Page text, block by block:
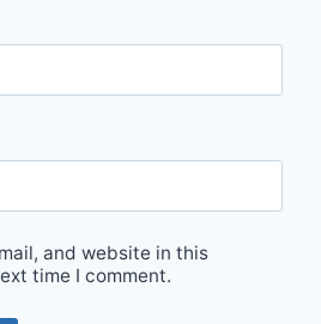
and website in this
time I comment.